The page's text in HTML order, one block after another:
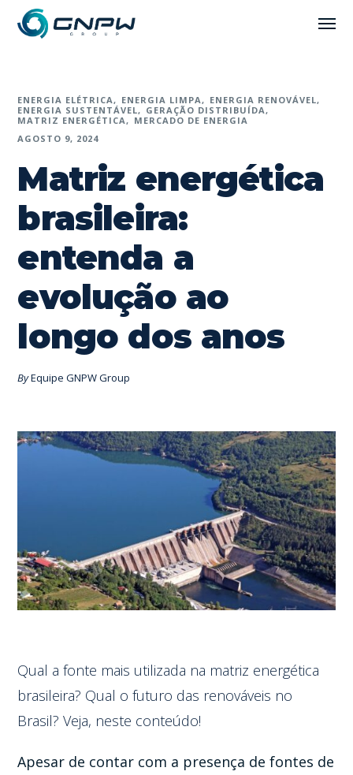
ENERGIA ELÉTRICA ENERGIA LIMPA
ENERGIA RENOVÁVEL
ENERGIA SUSTENTÁVEL
GERAÇÃO DISTRIBUÍDA
MATRIZ ENERGÉTICA
MERCADO DE ENERGIA
AGOSTO 9, 2024
Matriz energética
brasileira:
entenda a
evolução ao
longo dos anos
ByEquipe GNPW Group
Qual a fonte mais utilizada na matriz energética
brasileira? Qual o futuro das renováveis no
Brasil? Veja, neste conteúdo!
Apesar de contar com a presença de fontes de